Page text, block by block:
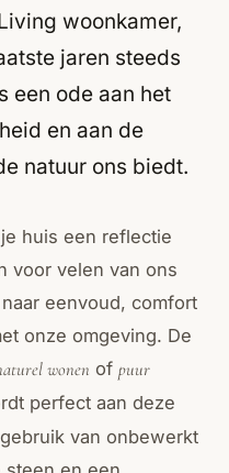
woonkamer,
jaren steeds
een ode aan het
en aan de
natuur ons biedt.
huis een reflectie
voor velen van ons
eenvoud, comfort
onze omgeving. De
wonen of puur
perfect aan deze
van onbewerkt